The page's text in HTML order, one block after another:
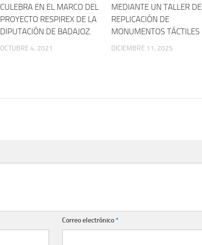
CULEBRA EN EL MARCO DEL
PROYECTO RESPIREX DE LA
DIPUTACIÓN DE BADAJOZ.
OCTUBRE 4, 2021
MEDIANTE UN TALLER DE
REPLICACIÓN DE
MONUMENTOS TÁCTILES
DICIEMBRE 11, 2025
Correo electrónico*